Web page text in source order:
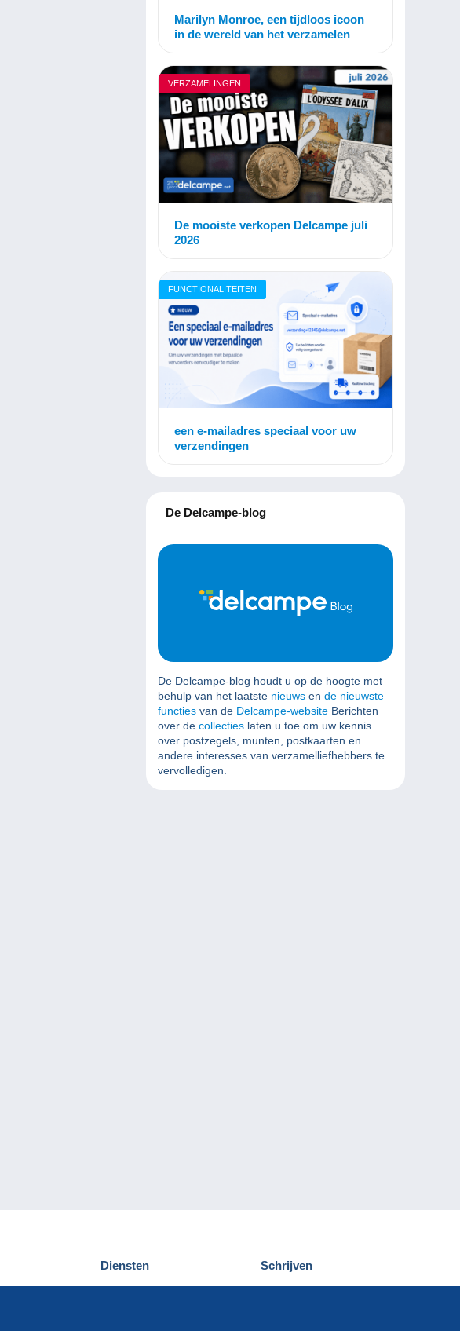
Marilyn Monroe, een tijdloos icoon
in de wereld van het verzamelen
VERZAMELINGEN
De mooiste verkopen Delcampe juli
2026
FUNCTIONALITEITEN
een e-mailadres speciaal voor uw
verzendingen
De Delcampe-blog
De Delcampe-blog houdt u op de hoogte met
behulp van het laatste nieuws en de nieuwste
functies van de Delcampe-website Berichten
over de collecties laten u toe om uw kennis
over postzegels, munten, postkaarten en
andere interesses van verzamelliefhebbers te
vervolledigen.
Diensten
Delcampe ontdekken
Schrijven